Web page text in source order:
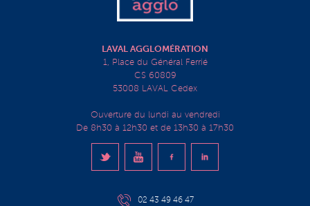
LAVAL AGGLOMÉRATION
1, Place du Général Ferrié
CS 60809
53008 LAVAL Cedex
Ouverture du lundi au vendredi
De 8h30 à 12h30 et de 13h30 à 17h30
02 43 49 46 47